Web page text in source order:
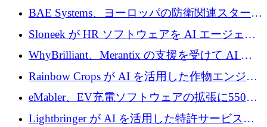
オを拡大するためにシリーズ A で 1,300 万ド
ルを調達
BAE Systems、ヨーロッパの防衛関連スタート
アップの規模拡大を支援するために 5,000 万
ユーロの支援を開始
Sloneek が HR ソフトウェアを AI エージェン
トに変えるために 600 万ドルを調達
WhyBrilliant、Merantix の支援を受けて AI 求
人マッチングを拡大するために 100 万ユーロ
Rainbow Crops が AI を活用した作物エンジニ
アリングを拡張するために 970 万ユーロを調
eMabler、EV充電ソフトウェアの拡張に550万
ユーロを確保
Lightbringer が AI を活用した特許サービスを